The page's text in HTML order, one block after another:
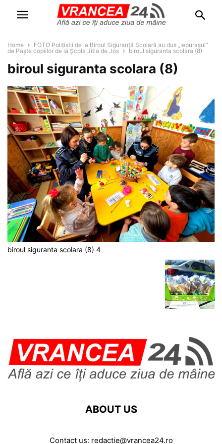
Home
FOTO Polițiștii de la Biroul Siguranță Școlară au dus „iepurașul”
de Paște copiilor de la Școla Jitia de Jos
biroul siguranta scolara (8)
biroul siguranta scolara (8)
biroul siguranta scolara (8) 4
ABOUT US
Contact us: redactie@vrancea24.ro